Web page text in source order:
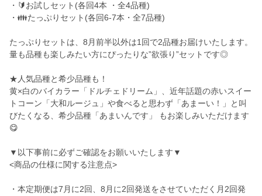
・🔰お試しセット(各回4本 ・全4品種)
・👪たっぷりセット(各回6-7本・全7品種)
たっぷりセットは、8月前半以外は1回で2品種お届けいたします。
量も品種も楽しみたい方にぴったりな”欲張り”セットです◎
★人気品種と希少品種も！
黄×白のバイカラー「ドルチェドリーム」、近年話題の赤いスイー
トコーン「大和ルージュ」や食べると思わず「あまーい！」と叫
びたくなる、希少品種「あまいんです」 もお楽しみいただけます
😋
▼以下事前に必ずご確認をお願いいたします▼
<商品の仕様に関する注意点>
・本定期便は7月に2回、8月に2回発送をさせていただく月2回発